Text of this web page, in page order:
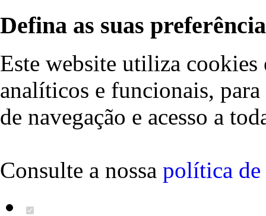
Defina as suas
Este website utiliza cookies
analíticos e funcionais,
de navegação e acesso a
Consulte a nossa política de